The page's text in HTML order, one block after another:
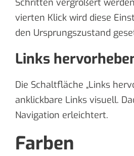
Schritten vergrößert
vierten Klick wird diese
den Ursprungszustand
Links
Die Schaltfläche „Links
anklickbare Links visuell.
Navigation erleichtert.
Farben